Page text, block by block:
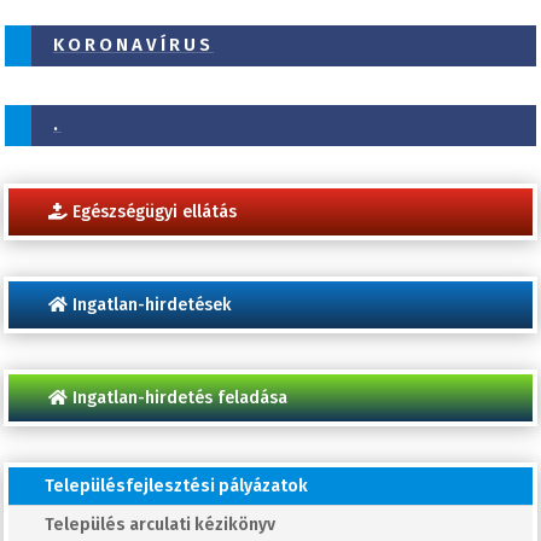
KORONAVÍRUS
.
Egészségügyi ellátás
Ingatlan-hirdetések
Ingatlan-hirdetés feladása
Településfejlesztési pályázatok
Település arculati kézikönyv